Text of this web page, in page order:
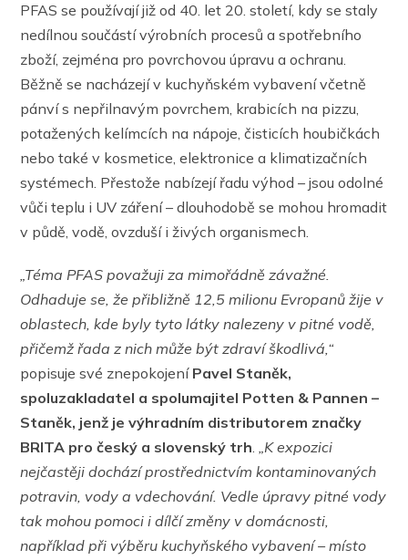
PFAS se používají již od 40. let 20. století, kdy se staly
nedílnou součástí výrobních procesů a spotřebního
zboží, zejména pro povrchovou úpravu a ochranu.
Běžně se nacházejí v kuchyňském vybavení včetně
pánví s nepřilnavým povrchem, krabicích na pizzu,
potažených kelímcích na nápoje, čisticích houbičkách
nebo také v kosmetice, elektronice a klimatizačních
systémech. Přestože nabízejí řadu výhod – jsou odolné
vůči teplu i UV záření – dlouhodobě se mohou hromadit
v půdě, vodě, ovzduší i živých organismech.
„Téma PFAS považuji za mimořádně závažné.
Odhaduje se, že přibližně 12,5 milionu Evropanů žije v
oblastech, kde byly tyto látky nalezeny v pitné vodě,
přičemž řada z nich může být zdraví škodlivá,“
popisuje své znepokojení Pavel Staněk,
spoluzakladatel a spolumajitel Potten & Pannen –
Staněk, jenž je výhradním distributorem značky
BRITA pro český a slovenský trh.„K expozici
nejčastěji dochází prostřednictvím kontaminovaných
potravin, vody a vdechování. Vedle úpravy pitné vody
tak mohou pomoci i dílčí změny v domácnosti,
například při výběru kuchyňského vybavení – místo